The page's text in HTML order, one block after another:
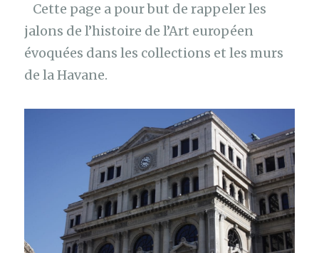
Cette page a pour but de rappeler les
jalons de l’histoire de l’Art européen
évoquées dans les collections et les murs
de la Havane.